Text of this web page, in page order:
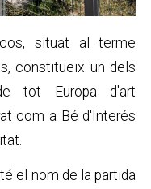
situat al terme
constitueix un dels
tot Europa d'art
com a Bé d'Interés
el nom de la partida